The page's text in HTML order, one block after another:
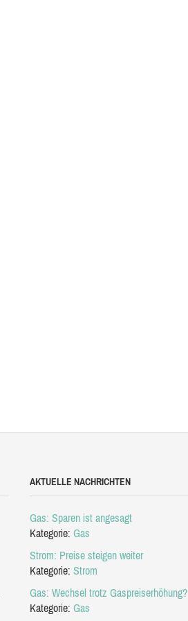
AKTUELLE NACHRICHTEN
Gas: Sparen ist angesagt
Kategorie: Gas
Strom: Preise steigen weiter
Kategorie: Strom
Gas: Wechsel trotz Gaspreiserhöhung?
Kategorie: Gas